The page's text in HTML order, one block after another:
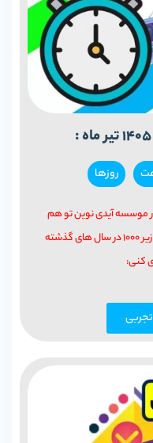
روزها
موسسه آیدی نوین تو هم
میتونی رتبه برتر بشی، چون بیشتر از 800 رتبه زیر 1000 در سال های گذشته
کنی:
تجربی